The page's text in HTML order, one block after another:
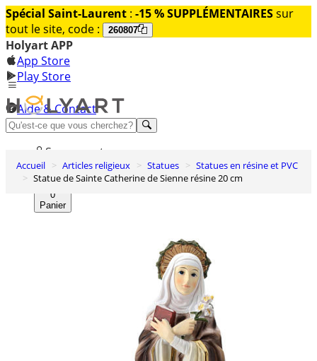
Spécial Saint-Laurent : -15 % SUPPLÉMENTAIRESsur
tout le site, code :
260807
Holyart APP
App Store
Play Store
Aide & Contact
Découvrez Premium
Se connecter
Liste des envies
0
Panier
Accueil Articles religieux Statues
Statues en résine et PVC
Statue de Sainte Catherine de Sienne résine 20 cm